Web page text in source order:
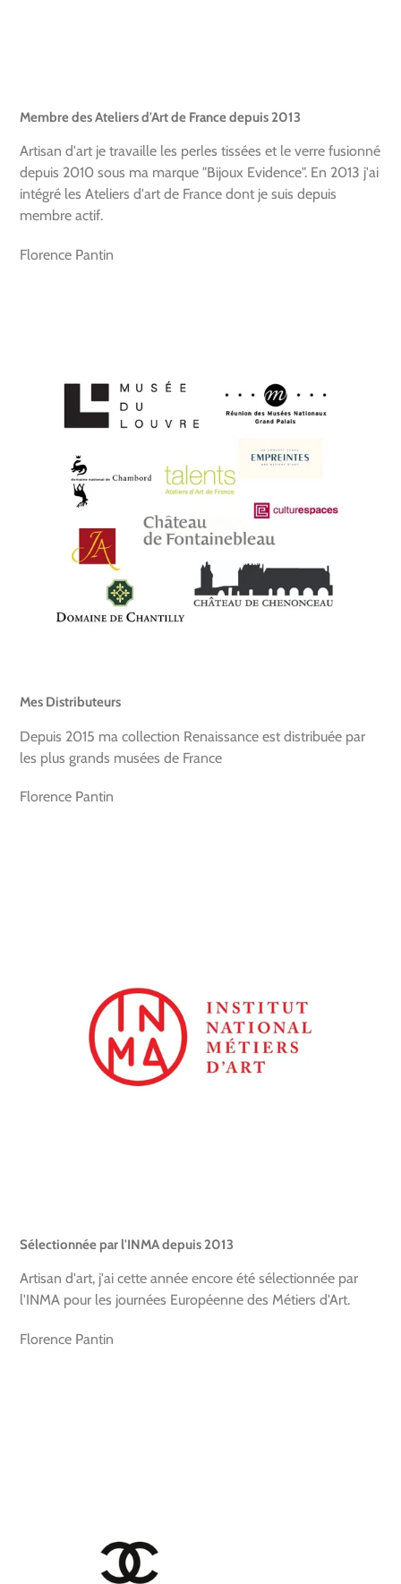
Membre des Ateliers d'Art de France depuis 2013
Artisan d'art je travaille les perles tissées et le verre fusionné
depuis 2010 sous ma marque "Bijoux Evidence". En 2013 j'ai
intégré les Ateliers d'art de France dont je suis depuis
membre actif.
Florence Pantin
Mes Distributeurs
Depuis 2015 ma collection Renaissance est distribuée par
les plus grands musées de France
Florence Pantin
Sélectionnée par l'INMA depuis 2013
Artisan d'art, j'ai cette année encore été sélectionnée par
l'INMA pour les journées Européenne des Métiers d'Art.
Florence Pantin